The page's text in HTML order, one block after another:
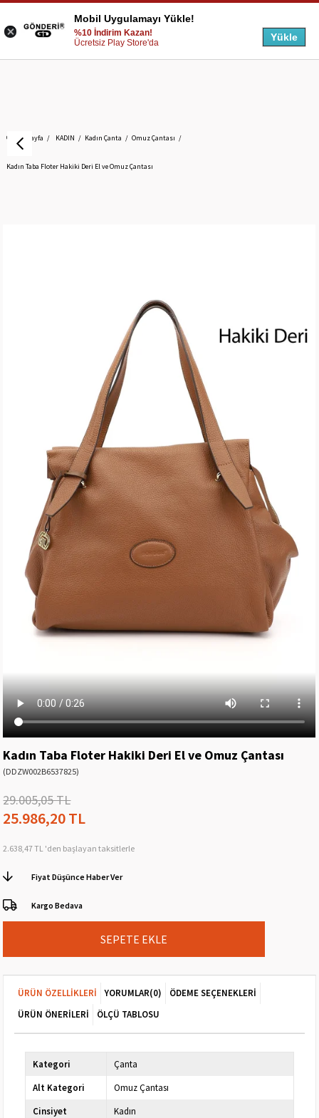
Anasayfa KADIN Kadın Çanta Omuz Çantası
Kadın Taba Floter Hakiki Deri El ve Omuz Çantası
Kadın Taba Floter Hakiki Deri El ve Omuz Çantası
(DDZW002B6537825)
29.005,05 TL
25.986,20 TL
2.638,47 TL 'den başlayan taksitlerle
Fiyat Düşünce Haber Ver
Kargo Bedava
ÜRÜN ÖZELLIKLERI YORUMLAR(0)
ÖDEME SEÇENEKLERI
ÜRÜN ÖNERILERI
ÖLÇÜ TABLOSU
Kategori
Çanta
Alt Kategori
Omuz Çantası
Cinsiyet
Kadın
Mobil Uygulamayı Yükle!
%10 İndirim Kazan!
Ücretsiz Play Store'da
Yükle